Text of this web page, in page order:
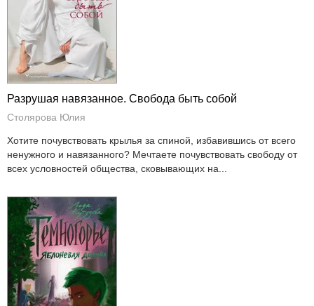
Разрушая навязанное. Свобода быть собой
Столярова Юлия
Хотите почувствовать крылья за спиной, избавившись от всего
ненужного и навязанного? Мечтаете почувствовать свободу от
всех условностей общества, сковывающих на...